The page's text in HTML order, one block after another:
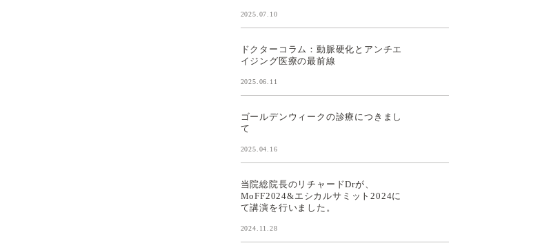
2025.07.10
ドクターコラム：動脈硬化とアンチエ
イジング医療の最前線
2025.06.11
ゴールデンウィークの診療につきまし
て
2025.04.16
当院総院長のリチャードDrが、
MoFF2024&エシカルサミット2024に
て講演を行いました。
2024.11.28